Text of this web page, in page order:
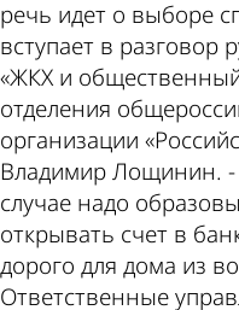
речь идет о выборе
вступает в разговор
«ЖКХ и
отделения
организации
Владимир Лощинин. -
случае надо
открывать счет в
дорого для дома из
Ответственные